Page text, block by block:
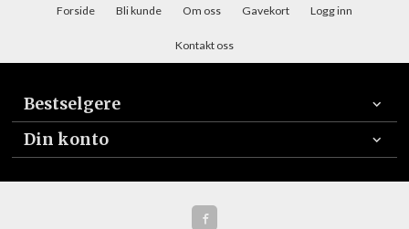
Forside Bli kunde Om oss Gavekort Logg inn
Kontakt oss
Bestselgere
Din konto